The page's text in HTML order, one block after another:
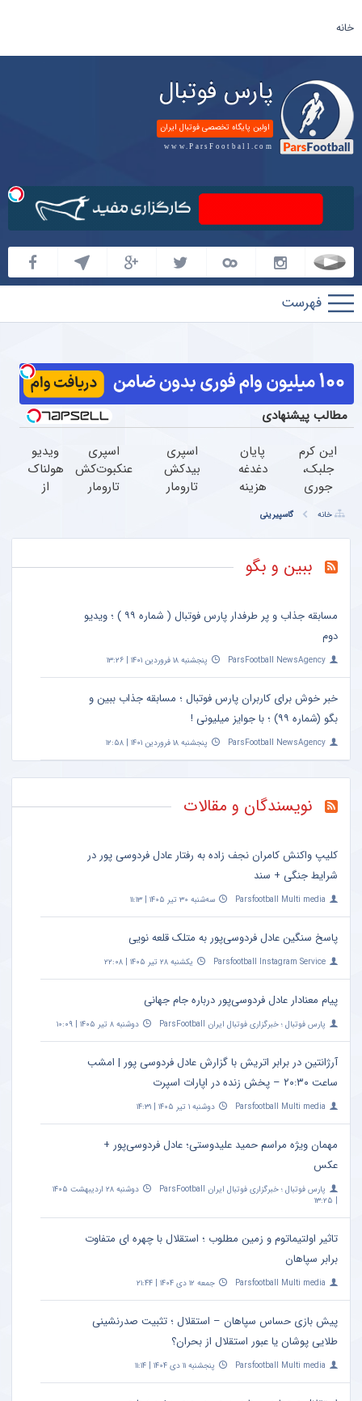
خانه
پارس فوتبال
اولین پایگاه تخصصی فوتبال ایران
www.ParsFootball.com
پارس
فوتبال
مطالب پیشنهادی
این کرم
جلبک،
جوری
صاف
میکنه
که انگار
بوتاکس
(تخفیف
پایان
دغدغه
هزینه
دندان
پزشکی
با پک
سفید
خانگی
اسپری
بیدکش
تارومار
،
مقابل
اسپری
عنکبوت‌‌کش
تارومار
عنکبوت
ویدیو
هولناک
از
خوابی
خانه گاسپیرینی
ببین و بگو
مسابقه جذاب و پر طرفدار پارس فوتبال ( شماره ۹۹ ) ؛ ویدیو
دوم
ParsFootball NewsAgency پنجشنبه ۱۸ فروردین ۱۴۰۱ | ۱۳:۲۶
خبر خوش برای کاربران پارس فوتبال ؛ مسابقه جذاب ببین و
بگو (شماره ۹۹) ؛ با جوایز میلیونی !
ParsFootball NewsAgency پنجشنبه ۱۸ فروردین ۱۴۰۱ | ۱۲:۵۸
نویسندگان و مقالات
کلیپ واکنش کامران نجف زاده به رفتار عادل فردوسی پور در
شرایط جنگی + سند
Parsfootball Multi media سه‌شنبه ۳۰ تیر ۱۴۰۵ | ۱۱:۱۳
پاسخ سنگین عادل فردوسی‌پور به متلک قلعه نویی
Parsfootball Instagram Service یکشنبه ۲۸ تیر ۱۴۰۵ | ۲۲:۰۸
پیام معنادار عادل فردوسی‌پور درباره جام جهانی
پارس فوتبال ؛ خبرگزاری فوتبال ایران ParsFootball دوشنبه ۸ تیر ۱۴۰۵ | ۱۰:۰۹
آرژانتین در برابر اتریش با گزارش عادل فردوسی پور | امشب
ساعت ۲۰:۳۰ – پخش زنده در اپارات اسپرت
Parsfootball Multi media دوشنبه ۱ تیر ۱۴۰۵ | ۱۴:۳۱
مهمان ویژه مراسم حمید علیدوستی؛ عادل فردوسی‌پور +
عکس
پارس فوتبال ؛ خبرگزاری فوتبال ایران ParsFootball
دوشنبه ۲۸ اردیبهشت ۱۴۰۵
| ۱۳:۲۵
تاثیر اولتیماتوم و زمین مطلوب ؛ استقلال با چهره ای متفاوت
برابر سپاهان
Parsfootball Multi media جمعه ۱۲ دی ۱۴۰۴ | ۲۱:۴۴
پیش بازی حساس سپاهان – استقلال ؛ تثبیت صدرنشینی
طلایی پوشان یا عبور استقلال از بحران؟
Parsfootball Multi media پنجشنبه ۱۱ دی ۱۴۰۴ | ۱۱:۱۴